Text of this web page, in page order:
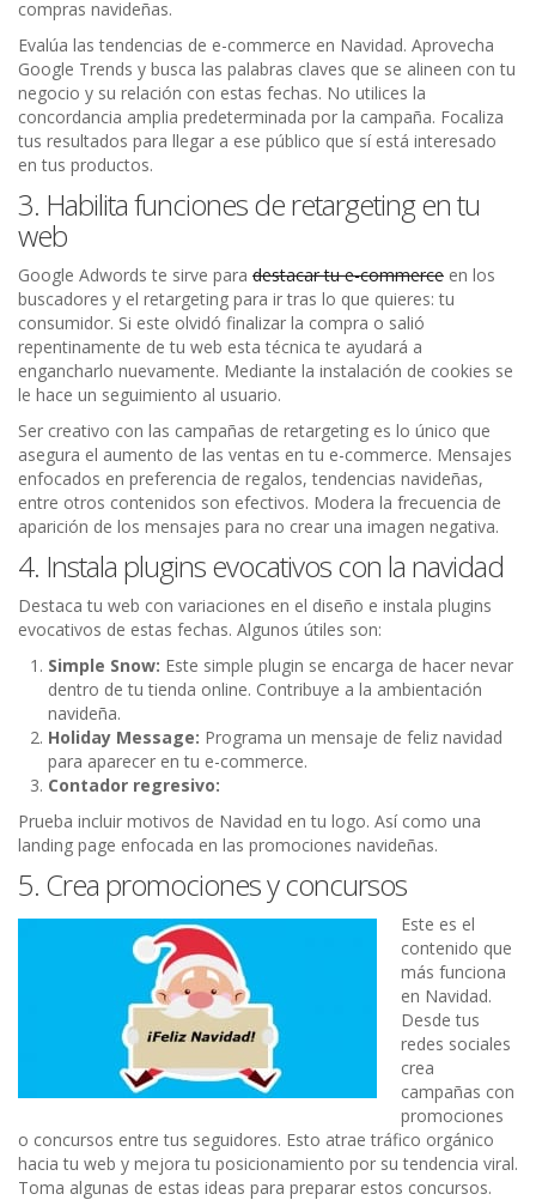
compras navideñas.
Evalúa las tendencias de e-commerce en Navidad. Aprovecha
Google Trends y busca las palabras claves que se alineen con tu
negocio y su relación con estas fechas. No utilices la
concordancia amplia predeterminada por la campaña. Focaliza
tus resultados para llegar a ese público que sí está interesado
en tus productos.
3. Habilita funciones de retargeting en tu
web
Google Adwords te sirve para destacar tu e-commerce en los
buscadores y el retargeting para ir tras lo que quieres: tu
consumidor. Si este olvidó finalizar la compra o salió
repentinamente de tu web esta técnica te ayudará a
engancharlo nuevamente. Mediante la instalación de cookies se
le hace un seguimiento al usuario.
Ser creativo con las campañas de retargeting es lo único que
asegura el aumento de las ventas en tu e-commerce. Mensajes
enfocados en preferencia de regalos, tendencias navideñas,
entre otros contenidos son efectivos. Modera la frecuencia de
aparición de los mensajes para no crear una imagen negativa.
4. Instala plugins evocativos con la navidad
Destaca tu web con variaciones en el diseño e instala plugins
evocativos de estas fechas. Algunos útiles son:
Simple Snow: Este simple plugin se encarga de hacer nevar
dentro de tu tienda online. Contribuye a la ambientación
navideña.
Holiday Message: Programa un mensaje de feliz navidad
para aparecer en tu e-commerce.
Contador regresivo:
Prueba incluir motivos de Navidad en tu logo. Así como una
landing page enfocada en las promociones navideñas.
5. Crea promociones y concursos
Este es el
contenido que
más funciona
en Navidad.
Desde tus
redes sociales
crea
campañas con
promociones
o concursos entre tus seguidores. Esto atrae tráfico orgánico
hacia tu web y mejora tu posicionamiento por su tendencia viral.
Toma algunas de estas ideas para preparar estos concursos.